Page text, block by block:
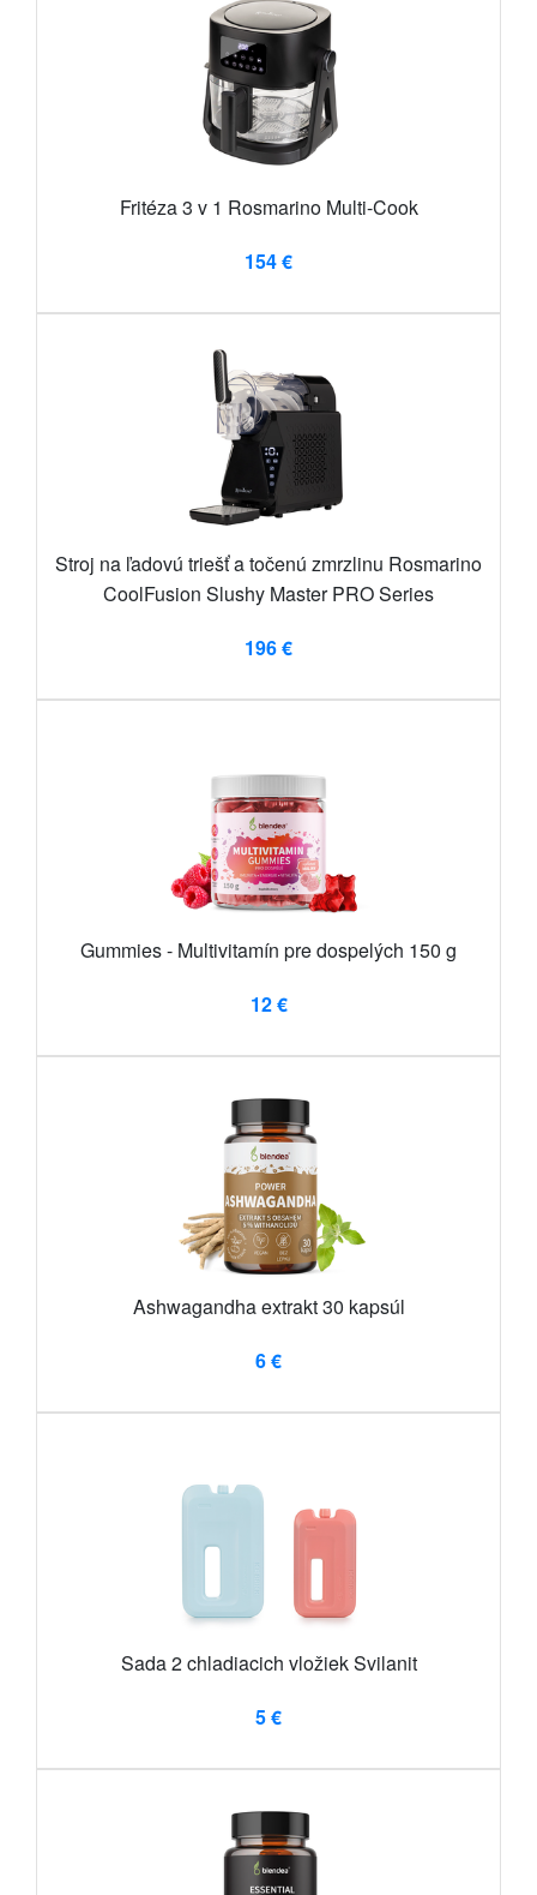
Fritéza 3 v 1 Rosmarino Multi-Cook
154 €
Stroj na ľadovú triešť a točenú zmrzlinu Rosmarino
CoolFusion Slushy Master PRO Series
196 €
Gummies - Multivitamín pre dospelých 150 g
12 €
Ashwagandha extrakt 30 kapsúl
6 €
Sada 2 chladiacich vložiek Svilanit
5 €